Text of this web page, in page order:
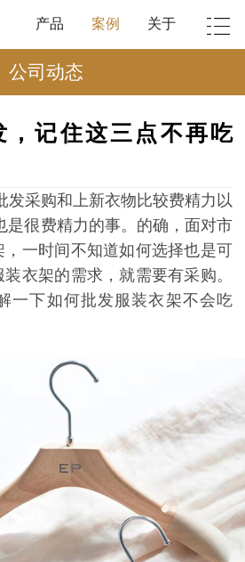
产品 案例 关于
公司动态
，记住这三点不再吃
发采购和上新衣物比较费精力以
是很费精力的事。的确，面对市
一时间不知道如何选择也是可
衣架的需求，就需要有采购。
一下如何批发服装衣架不会吃